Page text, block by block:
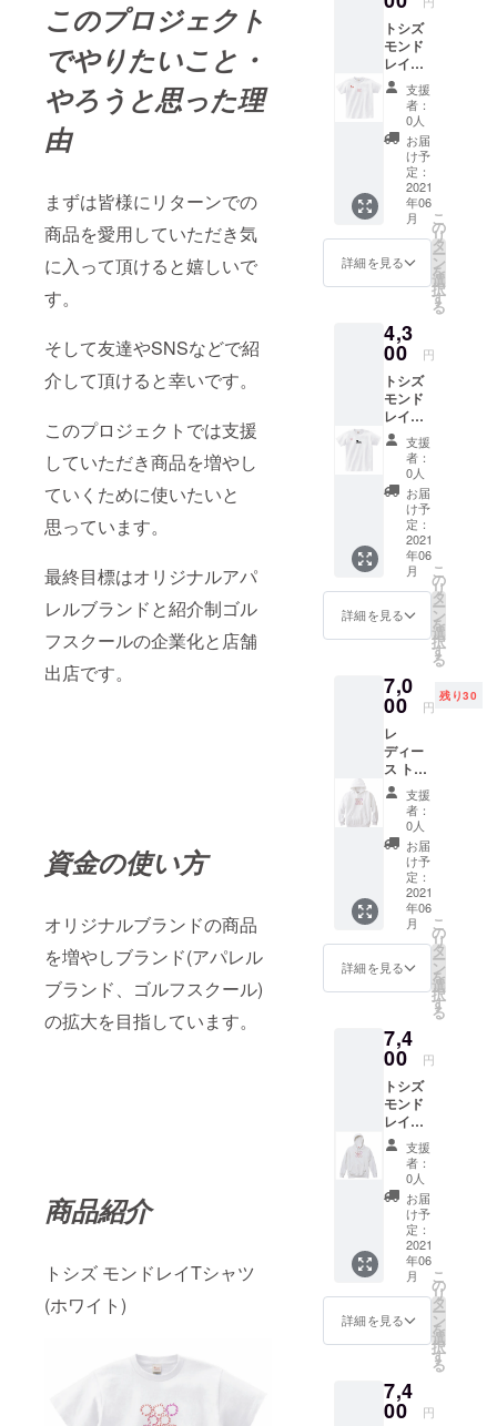
このプロジェクト
でやりたいこと・
やろうと思った理
由
まずは皆様にリターンでの
商品を愛用していただき気
に入って頂けると嬉しいで
す。
そして友達やSNSなどで紹
介して頂けると幸いです。
このプロジェクトでは支援
していただき商品を増やし
ていくために使いたいと
思っています。
最終目標はオリジナルアパ
レルブランドと紹介制ゴル
フスクールの企業化と店舗
出店です。
資金の使い方
オリジナルブランドの商品
を増やしブランド(アパレル
ブランド、ゴルフスクール)
の拡大を目指しています。
商品紹介
トシズ モンドレイTシャツ
(ホワイト)
トシズ
モンド
レイ
(Toshi's
mondor
ey) T
シャツ
ホワイ
ズ S M
綿100%
インク
ジェッ
トプリ
ント
支援
者：
0人
お届
け予
定：
2021
年06
月
詳細を見る
こ
の
リ
タ
ー
ン
を
選
択
す
る
4,3
00 円
トシズ
モンド
レイ
(Toshi's
mondor
ey) T
シャツ
ホワイ
ズ S M
綿100%
インク
ジェッ
トプリ
ント
支援
者：
0人
お届
け予
定：
2021
年06
月
詳細を見る
こ
の
リ
タ
ー
ン
を
選
択
す
る
7,0
00 円
残り30
レ
ディー
ス トシ
ズ モン
ドレイ
(Toshi's
mondor
ey) パー
カー ホ
ワイト
サイズ
S M L
素材 綿
100%
インク
ジェッ
ント
支援
者：
0人
お届
け予
定：
2021
年06
月
詳細を見る
こ
の
リ
タ
ー
ン
を
選
択
す
る
7,4
00 円
トシズ
モンド
レイ
(Toshi's
mondor
ey) パー
カー ホ
ワイト
サイズ
S M L
素材 綿
100%
インク
ジェッ
トプリ
ント
支援
者：
0人
お届
け予
定：
2021
年06
月
詳細を見る
こ
の
リ
タ
ー
ン
を
選
択
す
る
7,4
00 円